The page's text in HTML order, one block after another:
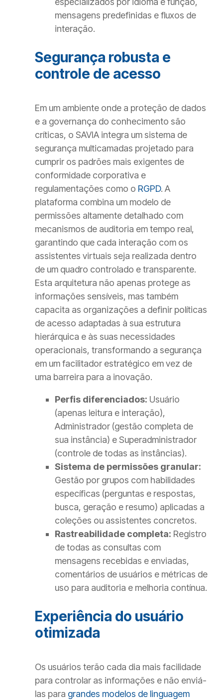
mensagens predefinidas e fluxos de
interação.
Segurança robusta e
controle de acesso
Em um ambiente onde a proteção de dados
e a governança do conhecimento são
críticas, o SAVIA integra um sistema de
segurança multicamadas projetado para
cumprir os padrões mais exigentes de
conformidade corporativa e
regulamentações como o RGPD. A
plataforma combina um modelo de
permissões altamente detalhado com
mecanismos de auditoria em tempo real,
garantindo que cada interação com os
assistentes virtuais seja realizada dentro
de um quadro controlado e transparente.
Esta arquitetura não apenas protege as
informações sensíveis, mas também
capacita as organizações a definir políticas
de acesso adaptadas à sua estrutura
hierárquica e às suas necessidades
operacionais, transformando a segurança
em um facilitador estratégico em vez de
uma barreira para a inovação.
Perfis diferenciados: Usuário
(apenas leitura e interação),
Administrador (gestão completa de
sua instância) e Superadministrador
(controle de todas as instâncias).
Sistema de permissões granular:
Gestão por grupos com habilidades
específicas (perguntas e respostas,
busca, geração e resumo) aplicadas a
coleções ou assistentes concretos.
Rastreabilidade completa: Registro
de todas as consultas com
mensagens recebidas e enviadas,
comentários de usuários e métricas de
uso para auditoria e melhoria contínua.
Experiência do usuário
otimizada
Os usuários terão cada dia mais facilidade
para controlar as informações e não enviá-
las para grandes modelos de linguagem